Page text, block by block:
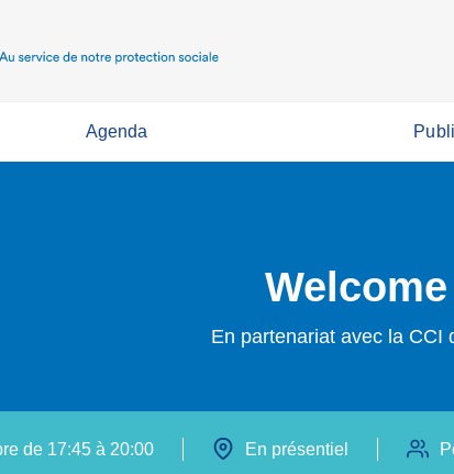
Agenda
En partenariat avec la CCI
de 17:45 à 20:00 En présentiel